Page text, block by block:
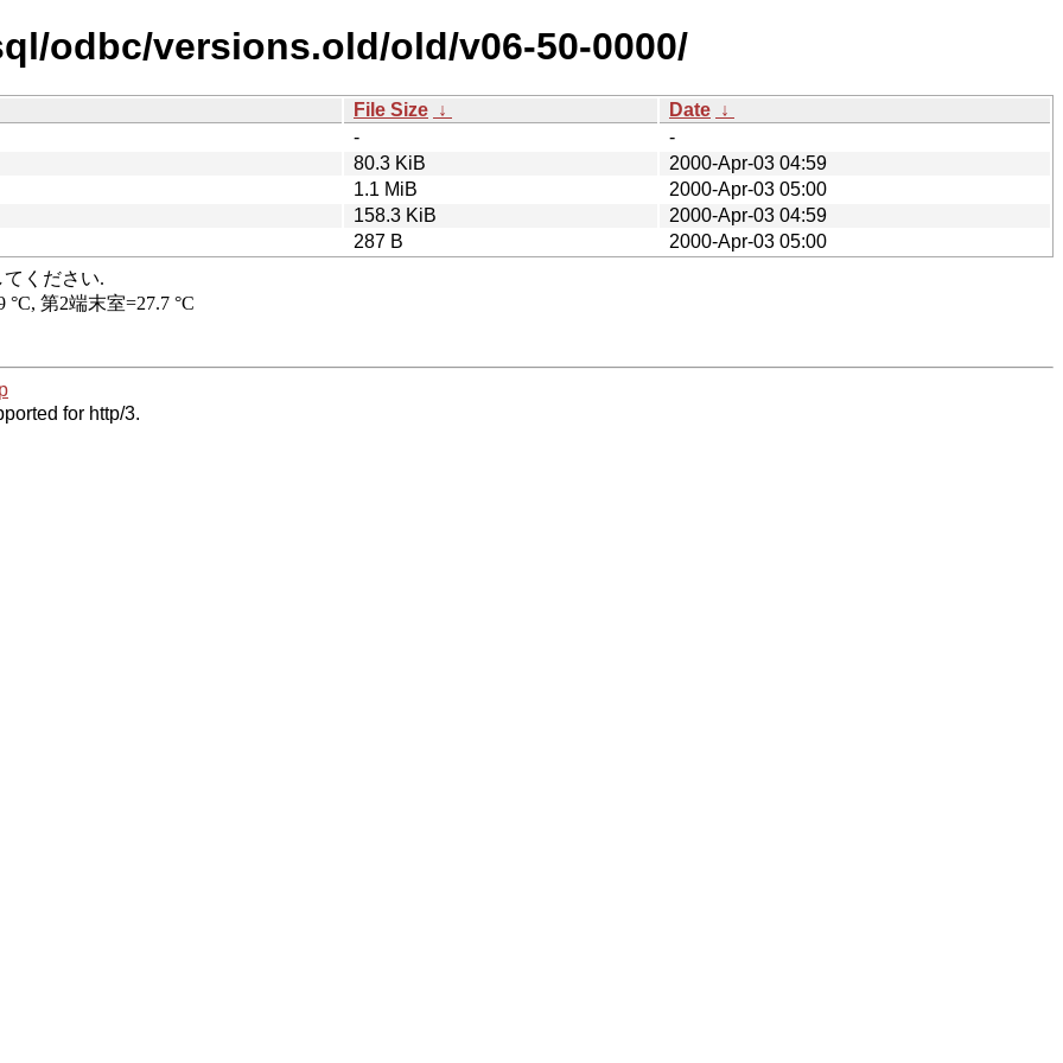
odbc/versions.old/old/v06-50-0000/
File Size ↓ Date ↓
-
-
80.3 KiB
2000-Apr-03 04:59
1.1 MiB
2000-Apr-03 05:00
158.3 KiB
2000-Apr-03 04:59
287 B
2000-Apr-03 05:00
for http/3.